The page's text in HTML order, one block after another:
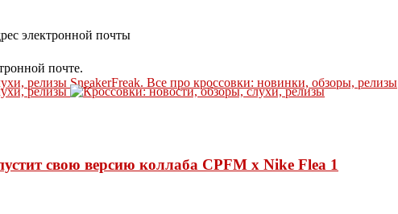
электронной почты
почте.
SneakerFreak. Все про кроссовки: новинки, обзоры, релизы
свою версию коллаба CPFM x Nike Flea 1